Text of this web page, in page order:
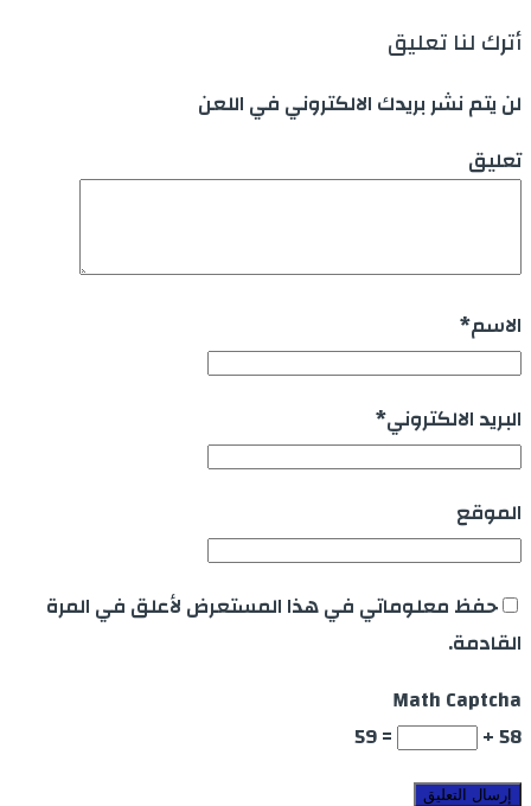
أترك لنا تعليق
لن يتم نشر بريدك الالكتروني في اللعن
تعليق
الاسم*
البريد الالكتروني*
الموقع
حفظ معلوماتي في هذا المستعرض لأعلق في المرة
القادمة.
Math Captcha
58 +
= 59